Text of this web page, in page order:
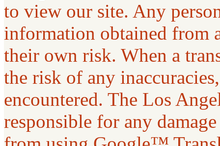
to view our site. Any
information obtained from
their own risk. When a
the risk of any
encountered. The Los
responsible for any